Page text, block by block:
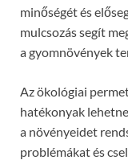
minőségét és
mulcsozás segít
a gyomnövények
Az ökológiai
hatékonyak
a növényeidet
problémákat és